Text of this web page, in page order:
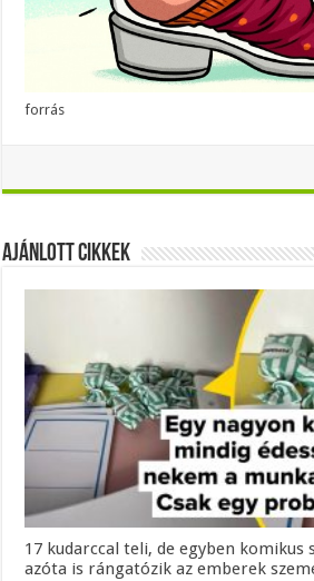
forrás
Ajánlott Cikkek
17 kudarccal teli, de egyben komikus
azóta is rángatózik az emberek